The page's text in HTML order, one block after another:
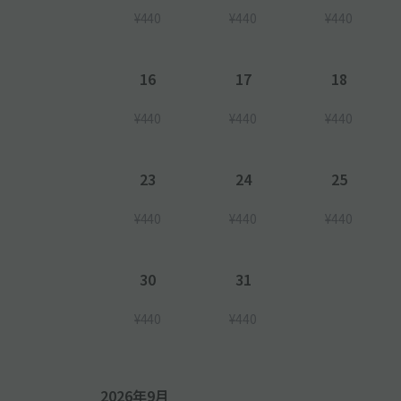
¥440 ¥440 ¥440
16
¥440
17
¥440
18
¥440
23
¥440
24
¥440
25
¥440
30
¥440
31
¥440
2026年9月